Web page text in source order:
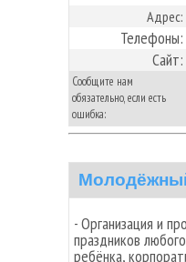
Адрес:
Телефоны:
Сайт:
Сообщите нам
обязательно, если есть
ошибка:
- Организация и
праздников
ребёнка,